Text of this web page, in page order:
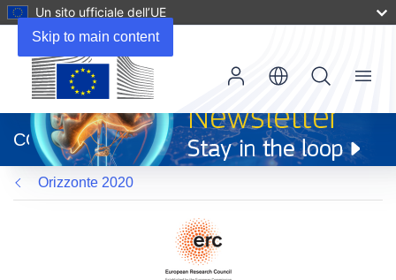
Skip to main content
Un sito ufficiale dell’UE
apre
in
una
nuova
finestra)
CORDIS
Menu
Orizzonte 2020